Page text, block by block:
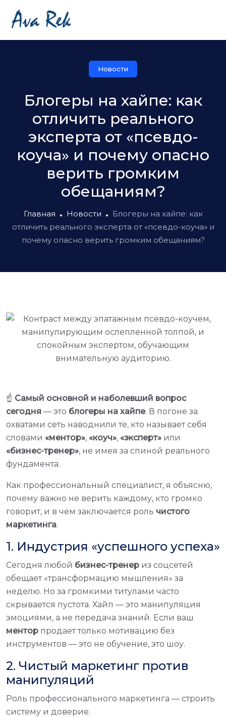
Новости
Блогеры на хайпе: как
отличить реального
эксперта от «псевдо-
коуча» и почему опасно
верить громким
обещаниям?
Главная Новости
Блогеры на хайпе: как
отличить реального эксперта от «псевдо-коуча» и
почему опасно верить громким обещаниям?
☝️ Самый основной и наболевший вопрос
сегодня — это блогеры на хайпе. В погоне за
охватами сеть наводнили те, кто называет себя
словами «ментор», «коуч», «эксперт» или
«бизнес-тренер», не имея за спиной реального
фундамента.
Как профессиональный специалист, я объясню,
почему важно не верить каждому, кто громко
говорит, и в чем заключается роль чистого
маркетинга.
1. Индустрия «успешного успеха»
Сегодня любой бизнес-тренер из соцсетей
обещает «трансформацию мышления» за
неделю. Но за громкими титулами часто
скрывается пустота. Хайп — это манипуляция
эмоциями, а не передача знаний. Если ваш
ментор продает только мотивацию без
инструментов — это не обучение, это шоу.
2. Чистый маркетинг против
манипуляций
Роль профессионального маркетинга — строить
систему и доверие.